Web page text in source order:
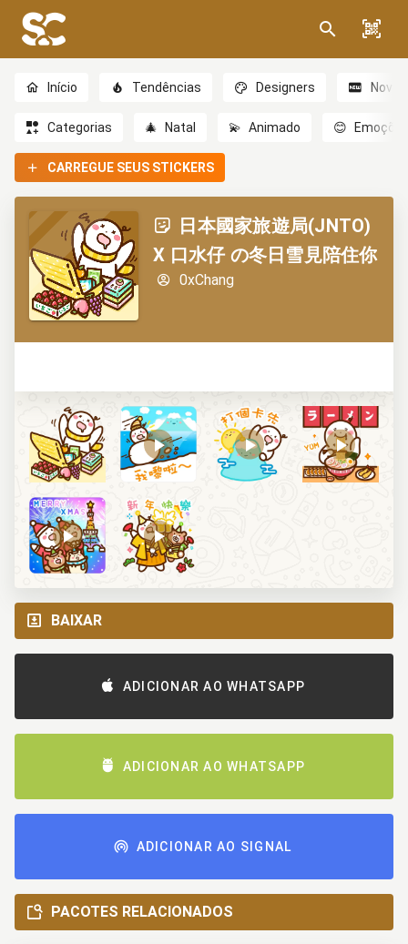
Início Tendências Designers Novo
Categorias 🎄 Natal 💫 Animado 😊
CARREGUE SEUS STICKERS
日本國家旅遊局(JNTO)
X 口水仔 の冬日雪見陪住你
0xChang
BAIXAR
ADICIONAR AO WHATSAPP
ADICIONAR AO WHATSAPP
ADICIONAR AO SIGNAL
PACOTES RELACIONADOS